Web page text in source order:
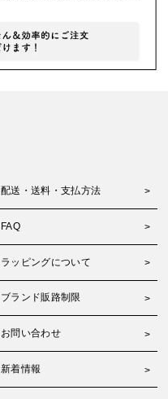
配送・送料・支払方法
FAQ
ラッピングについて
ブランド販路制限
お問い合わせ
新着情報